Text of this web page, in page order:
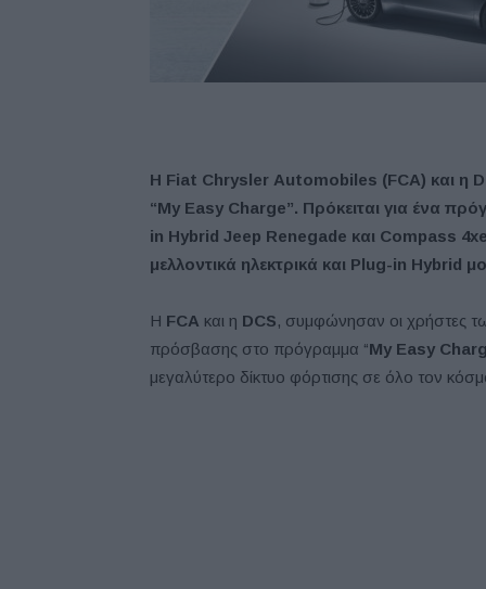
Η Fiat Chrysler Automobiles (FCA) και η
“My Easy Charge”. Πρόκειται για ένα
in Hybrid Jeep Renegade και Compass 4xe
μελλοντικά ηλεκτρικά και Plug-in Hybrid
H FCA και η DCS, συμφώνησαν οι χρήστες
πρόσβασης στο πρόγραμμα “My Easy
μεγαλύτερο δίκτυο φόρτισης σε όλο τον